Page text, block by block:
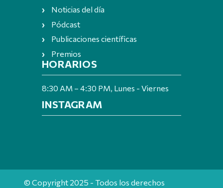
Noticias del día
Pódcast
Publicaciones científicas
Premios
HORARIOS
8:30 AM – 4:30 PM, Lunes - Viernes
INSTAGRAM
© Copyright 2025 - Todos los derechos